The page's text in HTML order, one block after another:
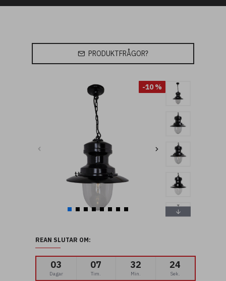
PRODUKTFRÅGOR?
-10 %
REAN SLUTAR OM:
03
Dagar
07
Tim.
32
Min.
23
Sek.